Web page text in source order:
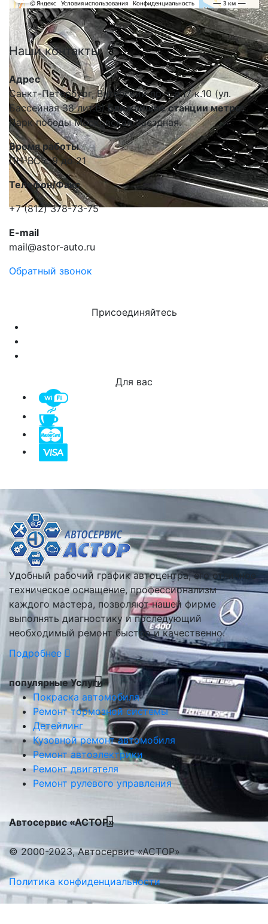
Нашиконтакты
Адрес
Санкт-Петербург, Витебский пр-т д.17 к.10 (ул.
Бассейная 38 лит.В)Ближайшие станции метро:
Парк победы Московская Звездная.
Время работы
ПН-ВС с 9 до 21
Телефон/Факс
+7 (812) 378-73-75
E-mail
mail@astor-auto.ru
Обратный звонок
Присоединяйтесь
Для вас
Удобный рабочий график автоцентра, его отличное
техническое оснащение, профессионализм
каждого мастера, позволяют нашей фирме
выполнять диагностику и последующий
необходимый ремонт быстро и качественно.
Подробнее
популярные Услуги
Покраска автомобиля
Ремонт тормозной системы
Детейлинг
Кузовной ремонт автомобиля
Ремонт автоэлектрики
Ремонт двигателя
Ремонт рулевого управления
Автосервис «АСТОР»
© 2000-2023, Автосервис «АСТОР»
Политика конфиденциальности